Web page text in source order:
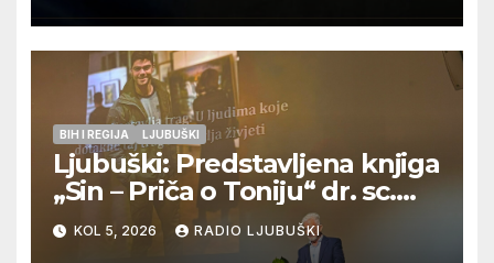
BIH I REGIJA LJUBUŠKI
Ljubuški: Predstavljena knjiga
„Sin – Priča o Toniju“ dr. sc.
Zdenka Hercega
KOL 5, 2026 RADIO LJUBUŠKI